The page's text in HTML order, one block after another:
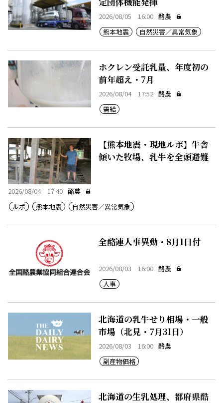
2026/08/05 16:00 酪農
熊本地震
自然災害／異常気象
ホクレン受託乳量、年度初の
前年超え・7月
2026/08/04 17:52 酪農
需給
【熊本地震・現地ルポ】牛舎
傾いた牧場、乳牛を全頭避難
2026/08/04 17:40 酪農
ルポ
熊本地震 自然災害／異常気象
全酪連人事異動・8月1日付
2026/08/03 16:00 酪農
人事
北海道の乳牛せり相場・一般
市場（北見・7月31日）
2026/08/03 16:00 酪農
副産物価格
北海道の生乳処理、都府県酷